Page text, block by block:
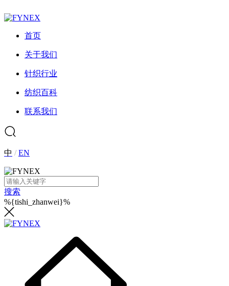
首页
关于我们
针织行业
纺织百科
联系我们
中 /EN
搜索
%{tishi_zhanwei}%